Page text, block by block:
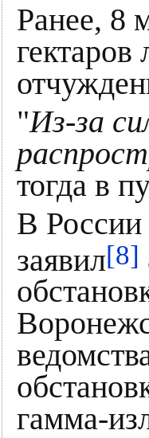
Ранее, 8
"Из-за
тогда в
В России
заявил[8]
гамма-